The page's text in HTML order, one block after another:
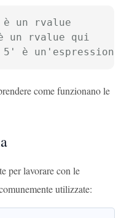
un rvalue
rvalue qui
è un'espressione
come funzionano le
per lavorare con le
utilizzate: